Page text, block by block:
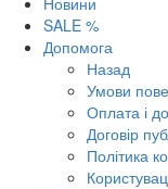
SALE %
Допомога
Назад
Умови
Оплата і
Договір
Політика